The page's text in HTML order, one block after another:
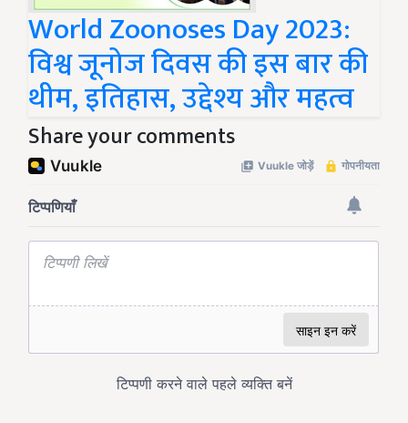
World Zoonoses Day 2023:
विश्व जूनोज दिवस की इस बार की
थीम, इतिहास, उद्देश्य और महत्व
Share your comments